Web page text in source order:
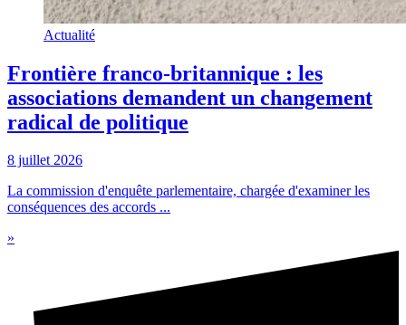
Actualité
Frontière franco-britannique : les
associations demandent un changement
radical de politique
8 juillet 2026
La commission d'enquête parlementaire, chargée d'examiner les
conséquences des accords ...
»